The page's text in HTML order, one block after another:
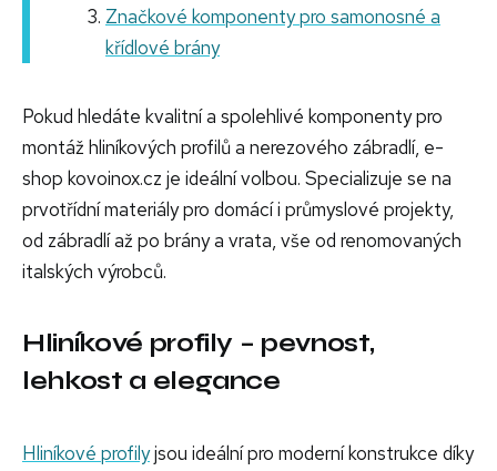
Značkové komponenty pro samonosné a
křídlové brány
Pokud hledáte kvalitní a spolehlivé komponenty pro
montáž hliníkových profilů a nerezového zábradlí, e-
shop kovoinox.cz je ideální volbou. Specializuje se na
prvotřídní materiály pro domácí i průmyslové projekty,
od zábradlí až po brány a vrata, vše od renomovaných
italských výrobců.
Hliníkové profily – pevnost,
lehkost a elegance
Hliníkové profilyjsou ideální pro moderní konstrukce díky